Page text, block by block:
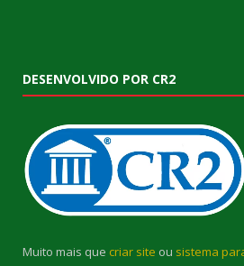
DESENVOLVIDO POR CR2
Muito mais que criar site ou sistema